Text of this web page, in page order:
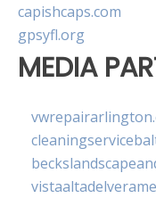
capishcaps.com
gpsyfl.org
MEDIA